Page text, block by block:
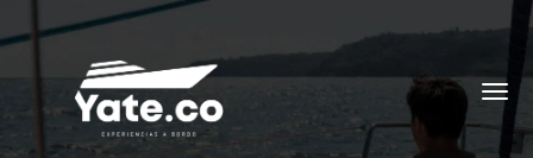
Vai al contenuto